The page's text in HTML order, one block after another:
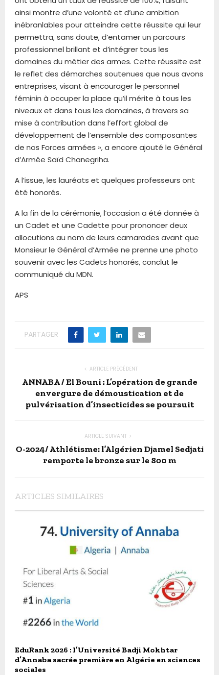
ainsi montre d’une volonté et d’une ambition
inébranlables pour atteindre cette réussite qui leur
permettra, sans doute, d’entamer un parcours
professionnel brillant et d’intégrer tous les
domaines du métier des armes. Cette réussite est
le reflet des démarches soutenues que nous avons
entreprises, visant à encourager le personnel
féminin à occuper la place qu’il mérite à tous les
niveaux et dans tous les domaines, à travers sa
mise à contribution dans l’effort global de
développement de l’ensemble des composantes
de nos Forces armées », a encore ajouté le Général
d’Armée Saïd Chanegriha.
A l’issue, les lauréats et quelques professeurs ont
été honorés.
A la fin de la cérémonie, l’occasion a été donnée à
un Cadet et une Cadette pour prononcer deux
allocutions au nom de leurs camarades avant que
Monsieur le Général d’Armée ne prenne une photo
souvenir avec les Cadets honorés, conclut le
communiqué du MDN.
APS
PARTAGER
ARTICLE PRÉCÉDENT
ANNABA / El Bouni : L’opération de grande
envergure de démoustication et de
pulvérisation d’insecticides se poursuit
ARTICLE SUIVANT
O-2024/ Athlétisme: l’Algérien Djamel Sedjati
remporte le bronze sur le 800 m
ARTICLES SIMILAIRES
EduRank 2026 : l’Université Badji Mokhtar
d’Annaba sacrée première en Algérie en sciences
sociales